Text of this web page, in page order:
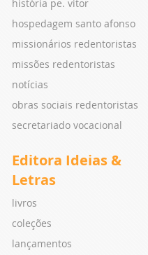
história pe. vitor
hospedagem santo afonso
missionários redentoristas
missões redentoristas
notícias
obras sociais redentoristas
secretariado vocacional
Editora Ideias &
Letras
livros
coleções
lançamentos